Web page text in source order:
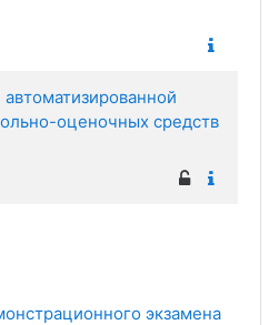
оценочных средств
экзамена